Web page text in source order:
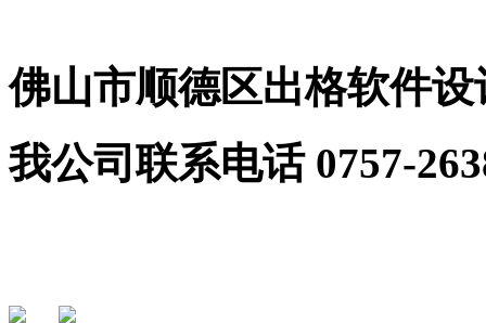
佛山市顺德区出格软件
我公司联系电话 0757-